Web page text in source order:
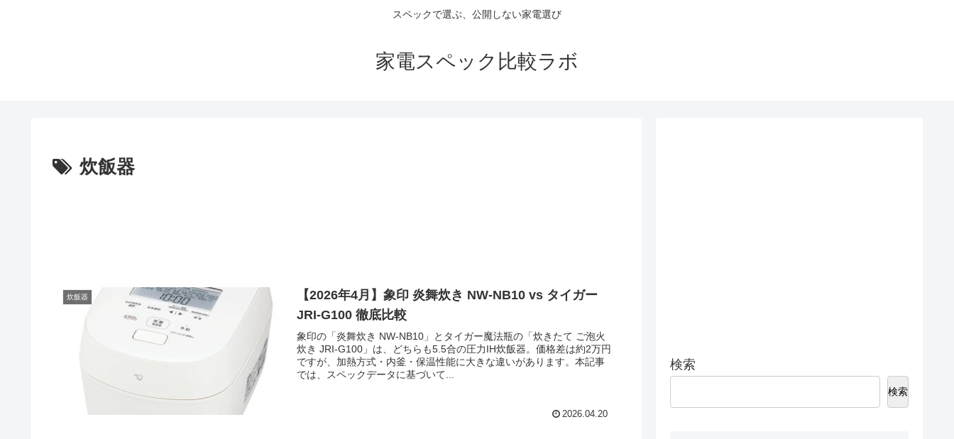
スペックで選ぶ、公開しない家電選び
家電スペック比較ラボ
炊飯器
炊飯器
【2026年4月】象印 炎舞炊き NW-NB10 vs タイガー
JRI-G100 徹底比較
象印の「炎舞炊き NW-NB10」とタイガー魔法瓶の「炊きたて ご泡火
炊き JRI-G100」は、どちらも5.5合の圧力IH炊飯器。価格差は約2万円
ですが、加熱方式・内釜・保温性能に大きな違いがあります。本記事
では、スペックデータに基づいて...
2026.04.20
検索
検索